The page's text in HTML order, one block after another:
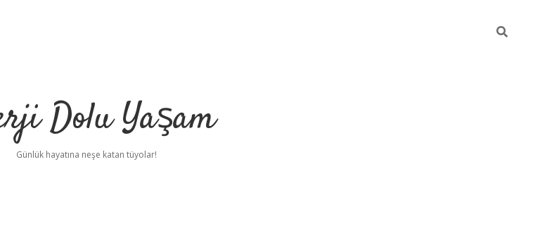
Dolu Yaşam
Günlük hayatına neşe katan tüyolar!